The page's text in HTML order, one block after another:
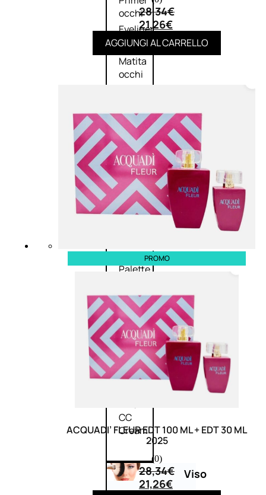
occhi
Eyeliner
Mascara
Matita
occhi
Matita
sopracciglia
Mascara
sopracciglia
Fissante
sopracciglia
Labbra
Palette
Rossetto
Gloss
Matita
labbra
Rimpolpante
Balsamo
BB e
CC
Cream
Viso
28,34€
21,26€
AGGIUNGI AL CARRELLO
PROMO
ACQUADI’ FLEUR EDT 100 ML + EDT 30 ML
2025
(0)
28,34€
21,26€